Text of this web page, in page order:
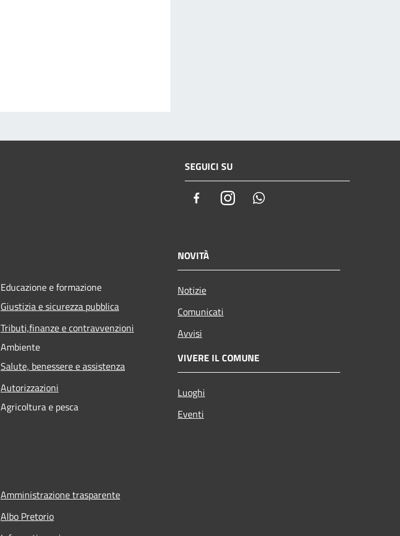
SEGUICI SU
FacebookInstagram
Educazione e formazione
Giustizia e sicurezza pubblica
Tributi,finanze e contravvenzioni
Ambiente
Salute, benessere e assistenza
Autorizzazioni
Agricoltura e pesca
NOVITÀ
Notizie
Comunicati
Avvisi
VIVERE IL COMUNE
Luoghi
Eventi
Amministrazione trasparente
Albo Pretorio